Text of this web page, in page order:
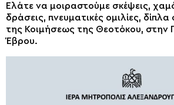
Ελάτε να μοιραστούμε σκέψεις,
δράσεις, πνευματικές ομιλίες,
της Κοιμήσεως της Θεοτόκου, στην
Έβρου.